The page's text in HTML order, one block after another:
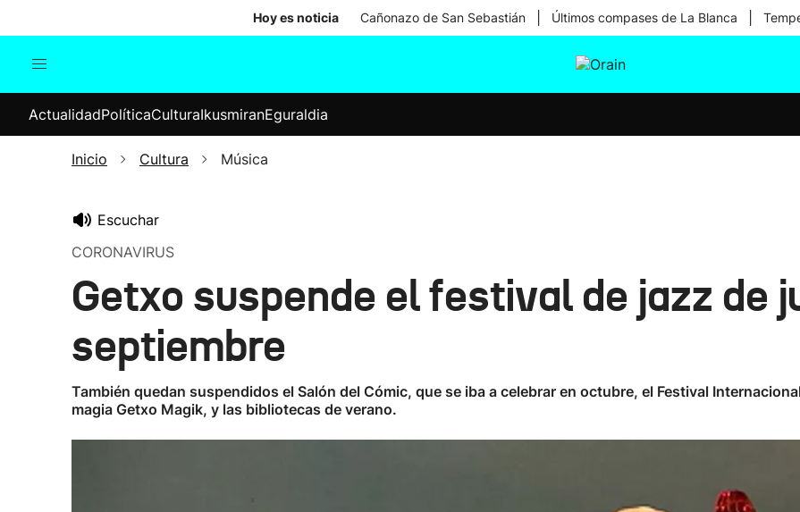
Hoy es noticia Cañonazo de San Sebastián Últimos compases de La Blanca
Internacional
Elecciones
ActualidadPolíticaCulturaIkusmiranEguraldia
Inicio Cultura Música
Escuchar
CORONAVIRUS
Getxo suspende el festival de jazz de
septiembre
También quedan suspendidos el Salón del Cómic, que se iba a celebrar en octubre, el Festival
magia Getxo Magik, y las bibliotecas de verano.